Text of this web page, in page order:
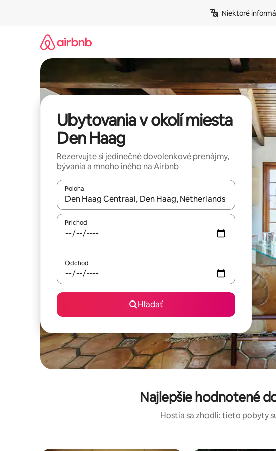
Niektoré
Ubytovania v okolí miesta
Den Haag
Rezervujte si jedinečné dovolenkové prenájmy,
bývania a mnoho iného na Airbnb
Poloha
Keď budú výsledky k dispozícii, môžete si ich prechádzať
Príchod
Odchod
Hľadať
Najlepšie hodnotené
Hostia sa zhodli: tieto pobyty